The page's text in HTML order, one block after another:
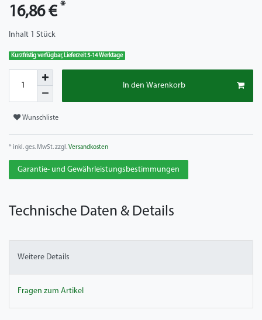
16,86 € *
Inhalt 1 Stück
Kurzfristig verfügbar, Lieferzeit 5-14 Werktage
In den Warenkorb
Wunschliste
* inkl. ges. MwSt. zzgl.Versandkosten
Garantie- und Gewährleistungsbestimmungen
Technische Daten & Details
Weitere Details
Fragen zum Artikel